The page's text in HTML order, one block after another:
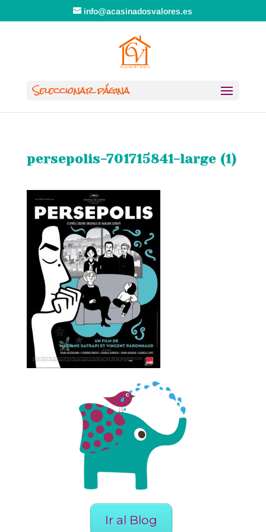
info@acasinadosvalores.es
Seleccionar página
persepolis-701715841-large (1)
Ir al Blog